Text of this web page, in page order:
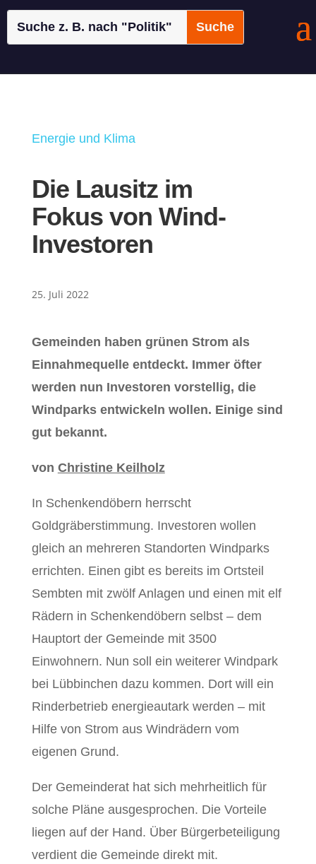
Energie und Klima
Die Lausitz im
Fokus von Wind-
Investoren
25. Juli 2022
Gemeinden haben grünen Strom als
Einnahmequelle entdeckt. Immer öfter
werden nun Investoren vorstellig, die
Windparks entwickeln wollen. Einige sind
gut bekannt.
von Christine Keilholz
In Schenkendöbern herrscht
Goldgräberstimmung. Investoren wollen
gleich an mehreren Standorten Windparks
errichten. Einen gibt es bereits im Ortsteil
Sembten mit zwölf Anlagen und einen mit elf
Rädern in Schenkendöbern selbst – dem
Hauptort der Gemeinde mit 3500
Einwohnern. Nun soll ein weiterer Windpark
bei Lübbinchen dazu kommen. Dort will ein
Rinderbetrieb energieautark werden – mit
Hilfe von Strom aus Windrädern vom
eigenen Grund.
Der Gemeinderat hat sich mehrheitlich für
solche Pläne ausgesprochen. Die Vorteile
liegen auf der Hand. Über Bürgerbeteiligung
verdient die Gemeinde direkt mit.